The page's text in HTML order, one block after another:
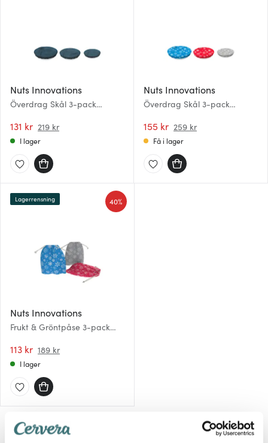
Nuts Innovations
Överdrag Skål 3-pack
131 kr 219 kr
I lager
Nuts Innovations
Överdrag Skål 3-pack
155 kr 259 kr
Få i lager
Nuts Innovations
Frukt & Gröntpåse 3-pack
113 kr 189 kr
40%
Lagerrensning
I lager